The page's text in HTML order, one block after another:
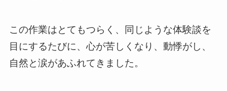
この作業はとてもつらく、同じような体験談を
目にするたびに、心が苦しくなり、動悸がし、
自然と涙があふれてきました。